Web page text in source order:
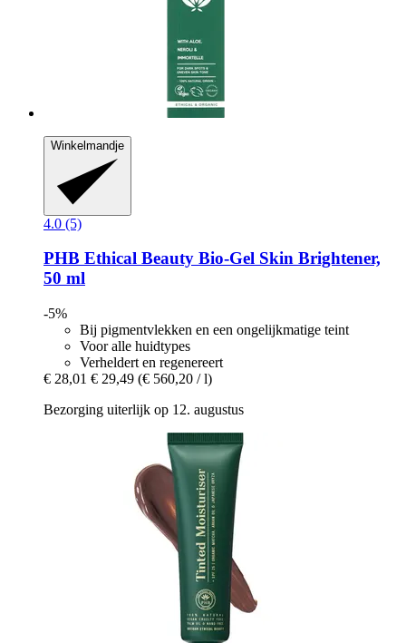
Winkelmandje
4.0 (5)
PHB Ethical Beauty Bio-​Gel Skin Brightener,
50 ml
-5%
Bij pigmentvlekken en een ongelijkmatige teint
Voor alle huidtypes
Verheldert en regenereert
€ 28,01 € 29,49 (€ 560,20 / l)
Bezorging uiterlijk op 12. augustus